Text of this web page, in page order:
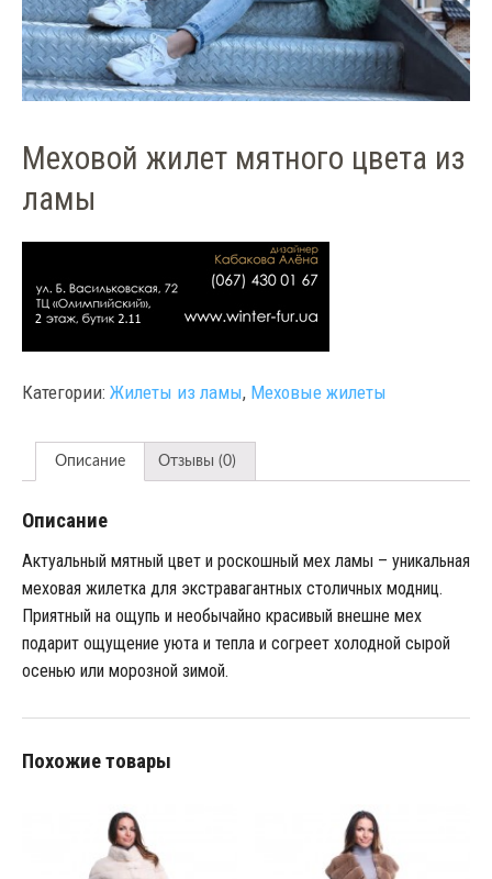
Меховой жилет мятного цвета из
ламы
Категории: Жилеты из ламы, Меховые жилеты
Описание Отзывы (0)
Описание
Актуальный мятный цвет и роскошный мех ламы – уникальная
меховая жилетка для экстравагантных столичных модниц.
Приятный на ощупь и необычайно красивый внешне мех
подарит ощущение уюта и тепла и согреет холодной сырой
осенью или морозной зимой.
Похожие товары